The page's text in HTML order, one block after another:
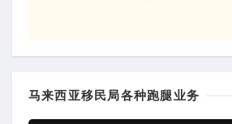
马来西亚移民局各种跑腿业务